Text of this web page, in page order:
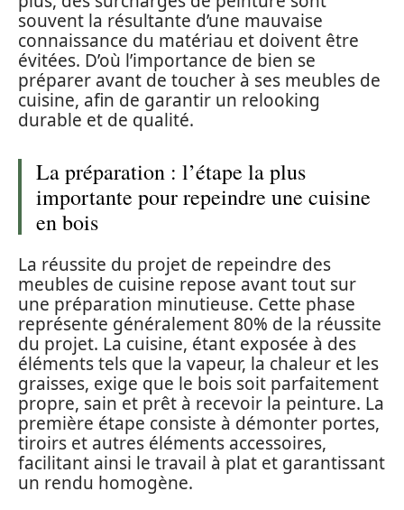
souvent la résultante d’une mauvaise
connaissance du matériau et doivent être
évitées. D’où l’importance de bien se
préparer avant de toucher à ses meubles de
cuisine, afin de garantir un relooking
durable et de qualité.
La préparation : l’étape la plus
importante pour repeindre une cuisine
en bois
La réussite du projet de repeindre des
meubles de cuisine repose avant tout sur
une préparation minutieuse. Cette phase
représente généralement 80% de la réussite
du projet. La cuisine, étant exposée à des
éléments tels que la vapeur, la chaleur et les
graisses, exige que le bois soit parfaitement
propre, sain et prêt à recevoir la peinture. La
première étape consiste à démonter portes,
tiroirs et autres éléments accessoires,
facilitant ainsi le travail à plat et garantissant
un rendu homogène.